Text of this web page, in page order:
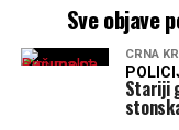
Sve objave
CRNA
Stariji